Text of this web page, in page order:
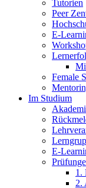
Tutorien
Peer
E-
Female
Im Studium
E-
1.
2.